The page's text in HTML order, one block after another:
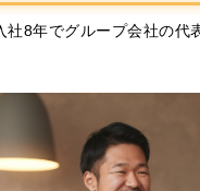
社8年でグループ会社の代